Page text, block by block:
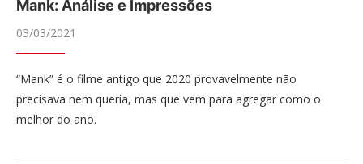
Mank: Análise e Impressões
03/03/2021
“Mank” é o filme antigo que 2020 provavelmente não
precisava nem queria, mas que vem para agregar como o
melhor do ano.